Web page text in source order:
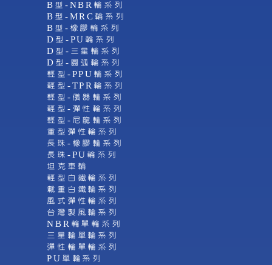
B型-NBR輪系列
B型-MRC輪系列
B型-橡膠輪系列
D型-PU輪系列
D型-三星輪系列
D型-圓弧輪系列
輕型-PPU輪系列
輕型-TPR輪系列
輕型-儀器輪系列
輕型-彈性輪系列
輕型-尼龍輪系列
重型彈性輪系列
長珠-橡膠輪系列
長珠-PU輪系列
坦克車輪
輕型白鐵輪系列
載重白鐵輪系列
風式彈性輪系列
台灣製風輪系列
NBR輪單輪系列
三星輪單輪系列
彈性輪單輪系列
PU單輪系列